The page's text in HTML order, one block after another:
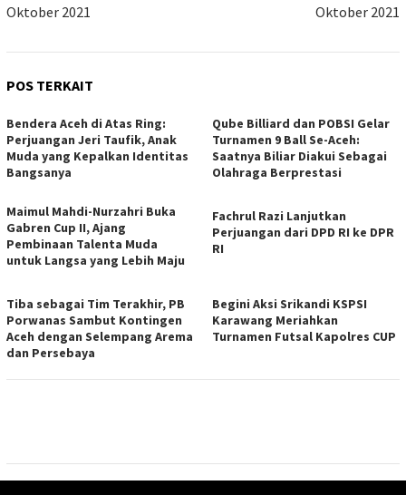
Oktober 2021
Oktober 2021
POS TERKAIT
Bendera Aceh di Atas Ring:
Perjuangan Jeri Taufik, Anak
Muda yang Kepalkan Identitas
Bangsanya
Qube Billiard dan POBSI Gelar
Turnamen 9 Ball Se-Aceh:
Saatnya Biliar Diakui Sebagai
Olahraga Berprestasi
Maimul Mahdi-Nurzahri Buka
Gabren Cup II, Ajang
Pembinaan Talenta Muda
untuk Langsa yang Lebih Maju
Fachrul Razi Lanjutkan
Perjuangan dari DPD RI ke DPR
RI
Tiba sebagai Tim Terakhir, PB
Porwanas Sambut Kontingen
Aceh dengan Selempang Arema
dan Persebaya
Begini Aksi Srikandi KSPSI
Karawang Meriahkan
Turnamen Futsal Kapolres CUP